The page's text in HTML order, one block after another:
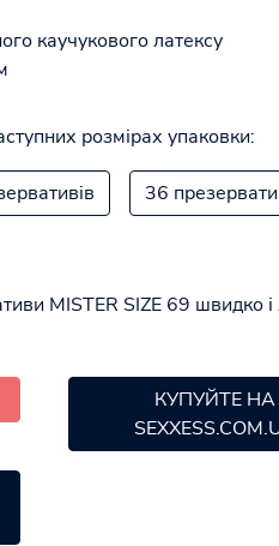
каучукового латексу
розмірах упаковки:
36
MISTER SIZE 69 швидко і
КУПУЙТЕ НА